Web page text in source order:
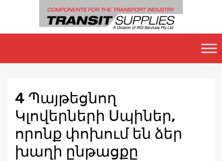
content
4 Պայթեցնող
Կլովերների Սպիներ,
որոնք փոխում են ձեր
խաղի ընթացքը